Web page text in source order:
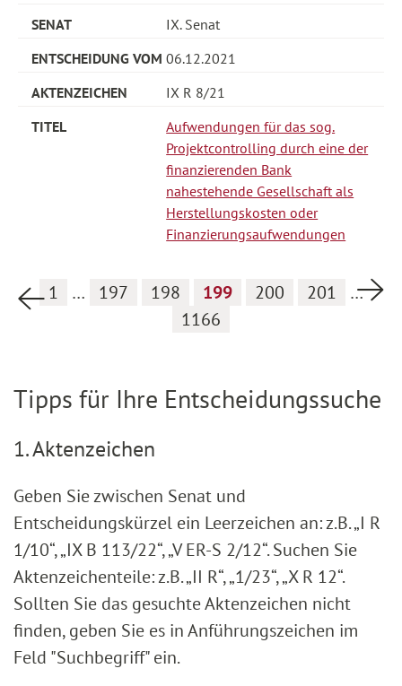
IX. Senat
06.12.2021
IX R 8/21
Aufwendungen für das sog.
Projektcontrolling durch eine der
finanzierenden Bank
nahestehende Gesellschaft als
Herstellungskosten oder
Finanzierungsaufwendungen
Vorherige Seite
1 … 197 198 199 200 201
…
1166
Tipps für Ihre Entscheidungssuche
1. Aktenzeichen
Geben Sie zwischen Senat und
Entscheidungskürzel ein Leerzeichen an: z.B. „I R
1/10“, „IX B 113/22“, „V ER-S 2/12“. Suchen Sie
Aktenzeichenteile: z.B. „II R“, „1/23“, „X R 12“.
Sollten Sie das gesuchte Aktenzeichen nicht
finden, geben Sie es in Anführungszeichen im
Feld "Suchbegriff" ein.